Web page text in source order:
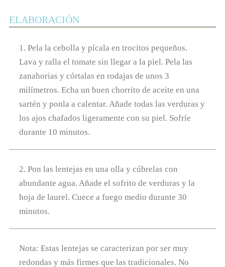
ELABORACIÓN
1. Pela la cebolla y pícala en trocitos pequeños.
Lava y ralla el tomate sin llegar a la piel. Pela las
zanahorias y córtalas en rodajas de unos 3
milímetros. Echa un buen chorrito de aceite en una
sartén y ponla a calentar. Añade todas las verduras y
los ajos chafados ligeramente con su piel. Sofríe
durante 10 minutos.
2. Pon las lentejas en una olla y cúbrelas con
abundante agua. Añade el sofrito de verduras y la
hoja de laurel. Cuece a fuego medio durante 30
minutos.
Nota: Estas lentejas se caracterizan por ser muy
redondas y más firmes que las tradicionales. No